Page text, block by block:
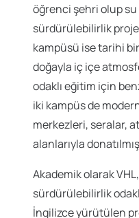
öğrenci şehri olup
sürdürülebilirlik
kampüsü ise tarihi
doğayla iç içe
odaklı eğitim için
iki kampüs de
merkezleri, seralar,
alanlarıyla
Akademik olarak
sürdürülebilirlik
İngilizce yürütülen